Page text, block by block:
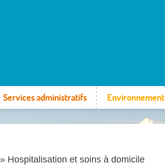
Services administratifs Environnement
» Hospitalisation et soins à domicile